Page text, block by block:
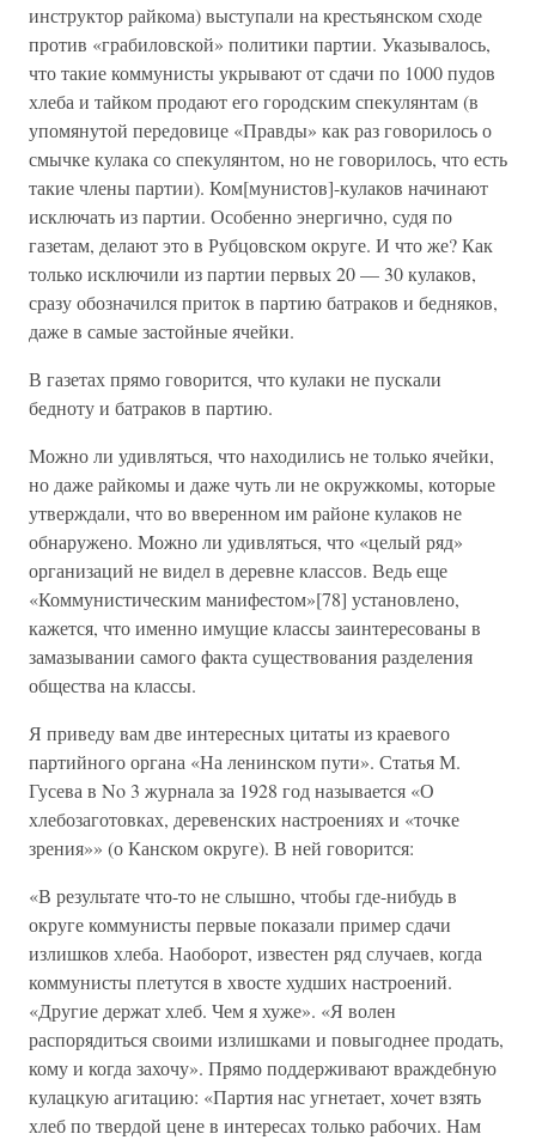
инструктор райкома) выступали на крестьянском сходе
против «грабиловской» политики партии. Указывалось,
что такие коммунисты укрывают от сдачи по 1000 пудов
хлеба и тайком продают его городским спекулянтам (в
упомянутой передовице «Правды» как раз говорилось о
смычке кулака со спекулянтом, но не говорилось, что есть
такие члены партии). Ком[мунистов]-кулаков начинают
исключать из партии. Особенно энергично, судя по
газетам, делают это в Рубцовском округе. И что же? Как
только исключили из партии первых 20 — 30 кулаков,
сразу обозначился приток в партию батраков и бедняков,
даже в самые застойные ячейки.
В газетах прямо говорится, что кулаки не пускали
бедноту и батраков в партию.
Можно ли удивляться, что находились не только ячейки,
но даже райкомы и даже чуть ли не окружкомы, которые
утверждали, что во вверенном им районе кулаков не
обнаружено. Можно ли удивляться, что «целый ряд»
организаций не видел в деревне классов. Ведь еще
«Коммунистическим манифестом»[78] установлено,
кажется, что именно имущие классы заинтересованы в
замазывании самого факта существования разделения
общества на классы.
Я приведу вам две интересных цитаты из краевого
партийного органа «На ленинском пути». Статья М.
Гусева в No 3 журнала за 1928 год называется «О
хлебозаготовках, деревенских настроениях и «точке
зрения»» (о Канском округе). В ней говорится:
«В результате что-то не слышно, чтобы где-нибудь в
округе коммунисты первые показали пример сдачи
излишков хлеба. Наоборот, известен ряд случаев, когда
коммунисты плетутся в хвосте худших настроений.
«Другие держат хлеб. Чем я хуже». «Я волен
распорядиться своими излишками и повыгоднее продать,
кому и когда захочу». Прямо поддерживают враждебную
кулацкую агитацию: «Партия нас угнетает, хочет взять
хлеб по твердой цене в интересах только рабочих. Нам